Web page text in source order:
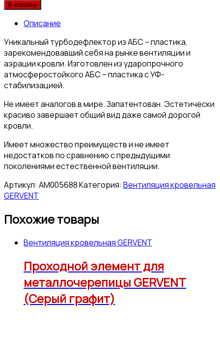
В корзину
Описание
Уникальный турбодефлектор из АБС – пластика,
зарекомендовавший себя на рынке вентиляции и
аэрации кровли. Изготовлен из ударопрочного
атмосферостойкого АБС – пластика с УФ-
стабилизацией.
Не имеет аналогов в мире. Запатентован. Эстетически
красиво завершает общий вид даже самой дорогой
кровли.
Имеет множество преимуществ и не имеет
недостатков по сравнению с предыдущими
поколениями естественной вентиляции.
Артикул: АМ005688Категория: Вентиляция кровельная
GERVENT
Похожие товары
Вентиляция кровельная GERVENT
Проходной элемент для
металлочерепицы GERVENT
(Серый графит)